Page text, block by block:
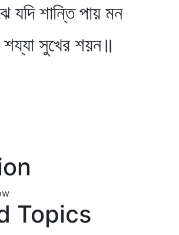
যদি শান্তি পায় মন
শয্যা সুখের শয়ন॥
Topics